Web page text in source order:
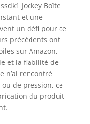
Jockey Boîte
et une
un défi pour ce
précédents ont
sur Amazon,
et la fiabilité de
n’ai rencontré
de pression, ce
du produit